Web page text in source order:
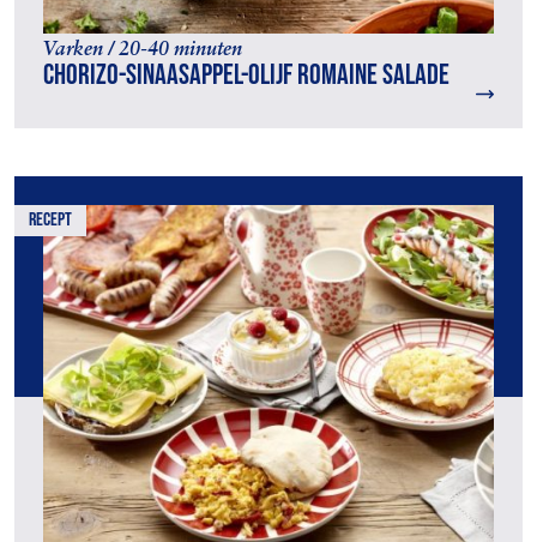
Varken / 20-40 minuten
Chorizo-sinaasappel-olijf Romaine salade
recept